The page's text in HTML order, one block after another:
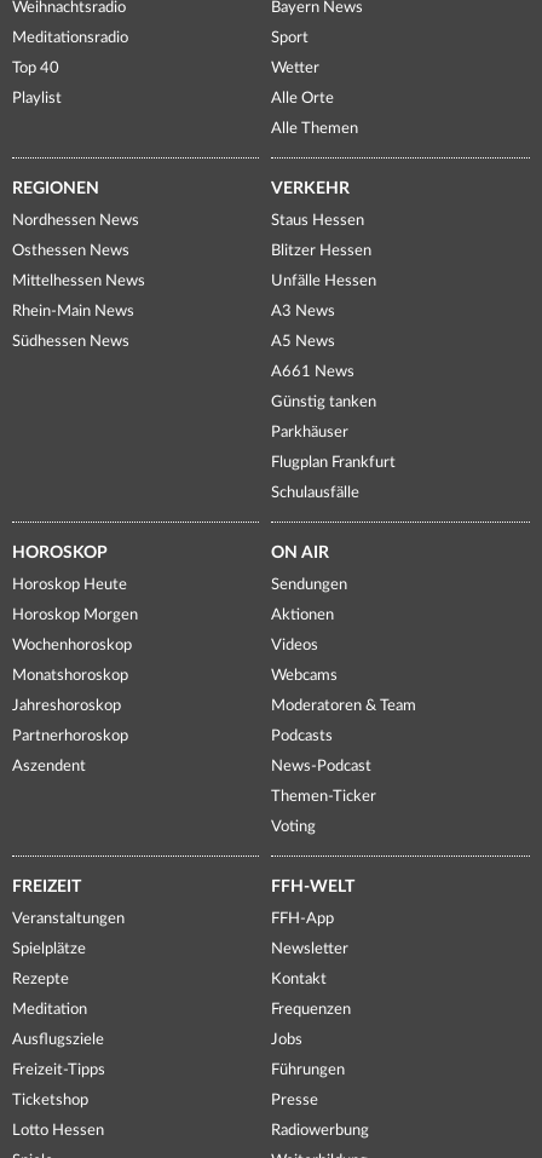
Weihnachtsradio
Meditationsradio
Top 40
Playlist
Bayern News
Sport
Wetter
Alle Orte
Alle Themen
REGIONEN
Nordhessen News
Osthessen News
Mittelhessen News
Rhein-Main News
Südhessen News
VERKEHR
Staus Hessen
Blitzer Hessen
Unfälle Hessen
A3 News
A5 News
A661 News
Günstig tanken
Parkhäuser
Flugplan Frankfurt
Schulausfälle
HOROSKOP
Horoskop Heute
Horoskop Morgen
Wochenhoroskop
Monatshoroskop
Jahreshoroskop
Partnerhoroskop
Aszendent
ON AIR
Sendungen
Aktionen
Videos
Webcams
Moderatoren & Team
Podcasts
News-Podcast
Themen-Ticker
Voting
FREIZEIT
Veranstaltungen
Spielplätze
Rezepte
Meditation
Ausflugsziele
Freizeit-Tipps
Ticketshop
Lotto Hessen
FFH-WELT
FFH-App
Newsletter
Kontakt
Frequenzen
Jobs
Führungen
Presse
Radiowerbung